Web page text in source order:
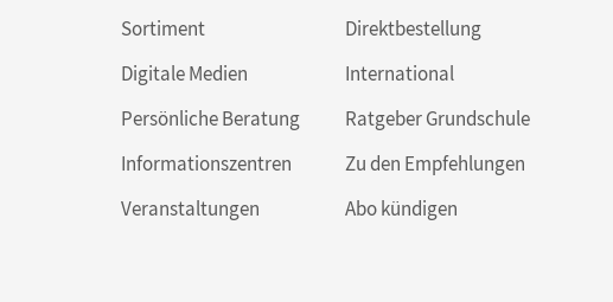
Sortiment
Digitale Medien
Persönliche Beratung
Informationszentren
Veranstaltungen
Direktbestellung
International
Ratgeber Grundschule
Zu den Empfehlungen
Abo kündigen